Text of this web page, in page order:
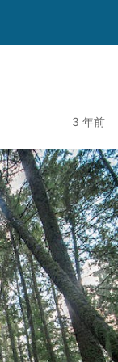
3 年前